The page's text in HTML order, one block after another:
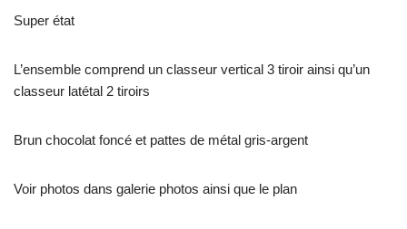
Super état
L’ensemble comprend un classeur vertical 3 tiroir ainsi qu’un
classeur latétal 2 tiroirs
Brun chocolat foncé et pattes de métal gris-argent
Voir photos dans galerie photos ainsi que le plan